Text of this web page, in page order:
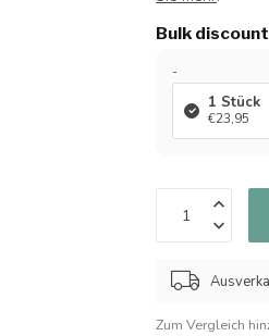
Bulk discount
-
1 Stück
€23,95
Zum Vergleich